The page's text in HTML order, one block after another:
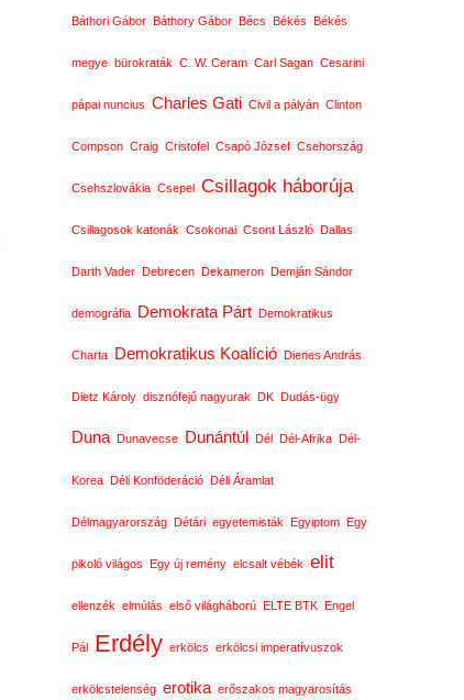
Báthori Gábor Báthory Gábor Bécs Békés Békés
megye bürokraták C. W. Ceram Carl Sagan Cesarini
pápai nuncius Charles Gati Civil a pályán Clinton
Compson Craig Cristofel Csapó József Csehország
Csehszlovákia Csepel Csillagok háborúja
Csillagosok katonák Csokonai Csont László Dallas
Darth Vader Debrecen Dekameron Demján Sándor
demográfia Demokrata Párt Demokratikus
Charta Demokratikus Koalíció Dienes András
Dietz Károly disznófejű nagyurak DK Dudás-ügy
Duna Dunavecse Dunántúl Dél Dél-Afrika Dél-
Korea Déli Konföderáció Déli Áramlat
Délmagyarország Détári egyetemisták Egyiptom Egy
pikoló világos Egy új remény elcsalt vébék elit
ellenzék elmúlás első világháború ELTE BTK Engel
Pál Erdély erkölcs erkölcsi imperatívuszok
erkölcstelenség erotika erőszakos magyarosítás